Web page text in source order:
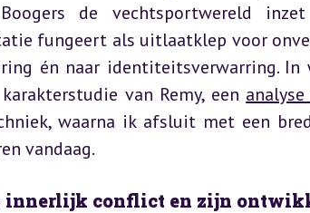
de vechtsportwereld
fungeert als uitlaatklep voor
én naar identiteitsverwarring.
van Remy, een
waarna ik afsluit met een
vandaag.
innerlijk conflict en zijn